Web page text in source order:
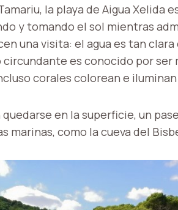
la playa de Aigua Xelida
y tomando el sol mientras
una visita: el agua es tan
es conocido por ser
corales colorean e
en la superficie, un
marinas, como la cueva del